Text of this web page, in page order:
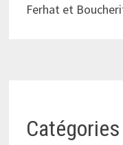
Ferhat et
Catégories